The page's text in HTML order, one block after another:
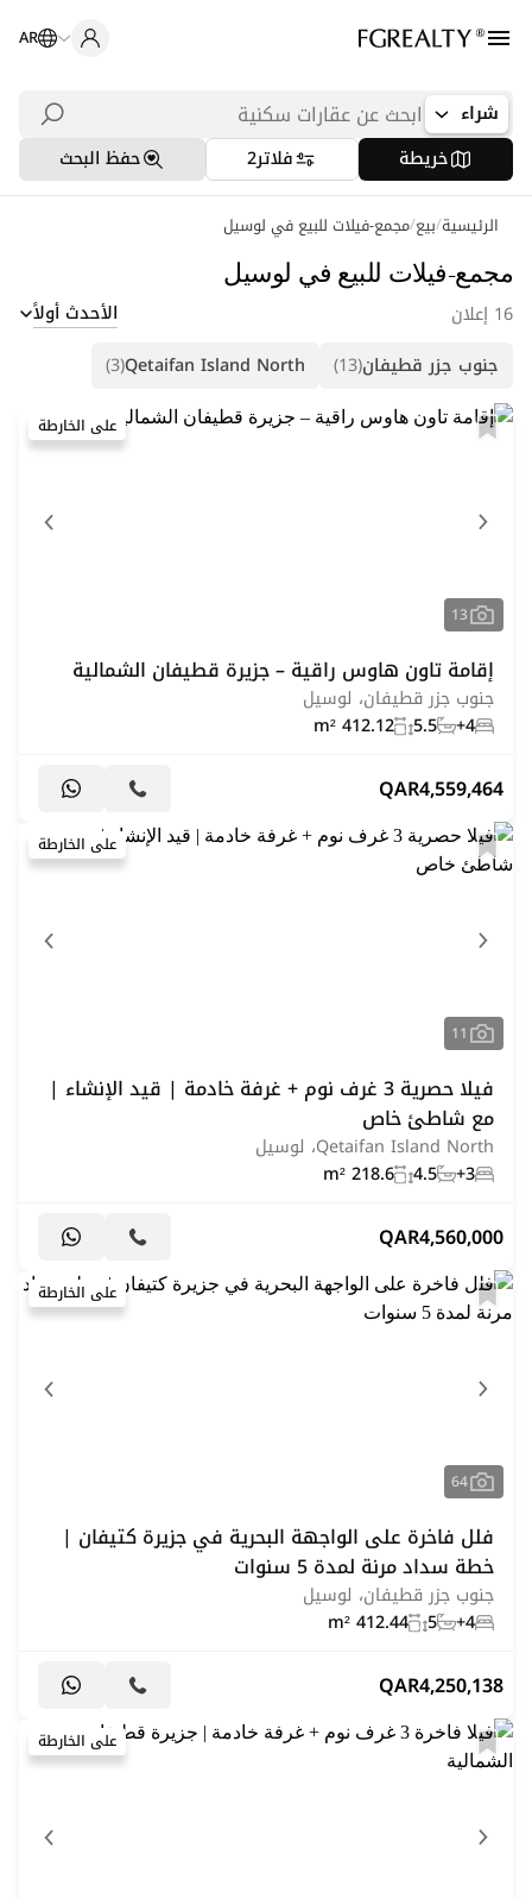
AR
شراء
عمليات بحث شائعة
شقق في اللؤلؤة
شقق في بورتو أرابيا
فلل في لوسيل
خريطة فلاتر2 حفظ البحث
الرئيسية/بيع/مجمع-فيلات للبيع في لوسيل
مجمع-فيلات للبيع في لوسيل
16 إعلان
الأحدث أولاً
جنوب جزر قطيفان(13)
Qetaifan Island North
(3)
على الخارطة
13
إقامة تاون هاوس راقية – جزيرة قطيفان الشمالية
جنوب جزر قطيفان، لوسيل
4+
5.5
412.12 m²
4,559,464
QAR
على الخارطة
11
فيلا حصرية 3 غرف نوم + غرفة خادمة | قيد الإنشاء |
مع شاطئ خاص
Qetaifan Island North، لوسيل
3+
4.5
218.6 m²
4,560,000
QAR
على الخارطة
64
فلل فاخرة على الواجهة البحرية في جزيرة كتيفان |
خطة سداد مرنة لمدة 5 سنوات
جنوب جزر قطيفان، لوسيل
4+
5
412.44 m²
4,250,138
QAR
على الخارطة